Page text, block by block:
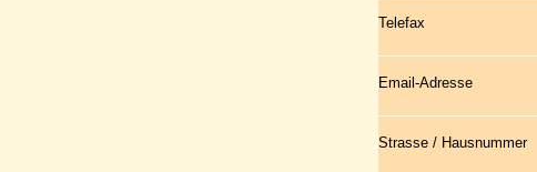
Telefax
Email-Adresse
Strasse / Hausnummer